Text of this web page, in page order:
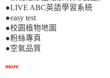
●LIVE ABC英語學習系統
●easy test
●校園植物地圖
●粉絲專頁
●空氣品質
more